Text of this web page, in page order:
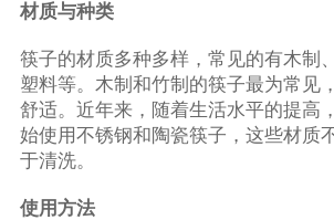
材质与种类
筷子的材质多种多样，常见的有木制
塑料等。木制和竹制的筷子最为常见
舒适。近年来，随着生活水平的提高
始使用不锈钢和陶瓷筷子，这些材质
于清洗。
使用方法